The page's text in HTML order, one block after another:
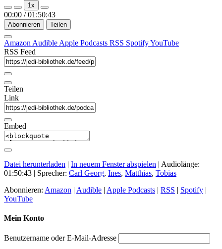
Episode
Episode
1x
00:00 / 01:50:43
Abonnieren Teilen
Amazon Audible Apple Podcasts RSS SpotifyYouTube
RSS Feed
Teilen
Link
Embed
Datei herunterladen | In neuem Fenster abspielen | Audiolänge:
01:50:43 | Sprecher: Carl Georg, Ines, Matthias, Tobias
Abonnieren: Amazon | Audible | Apple Podcasts | RSS | Spotify |
YouTube
Mein Konto
Benutzername oder E-Mail-Adresse